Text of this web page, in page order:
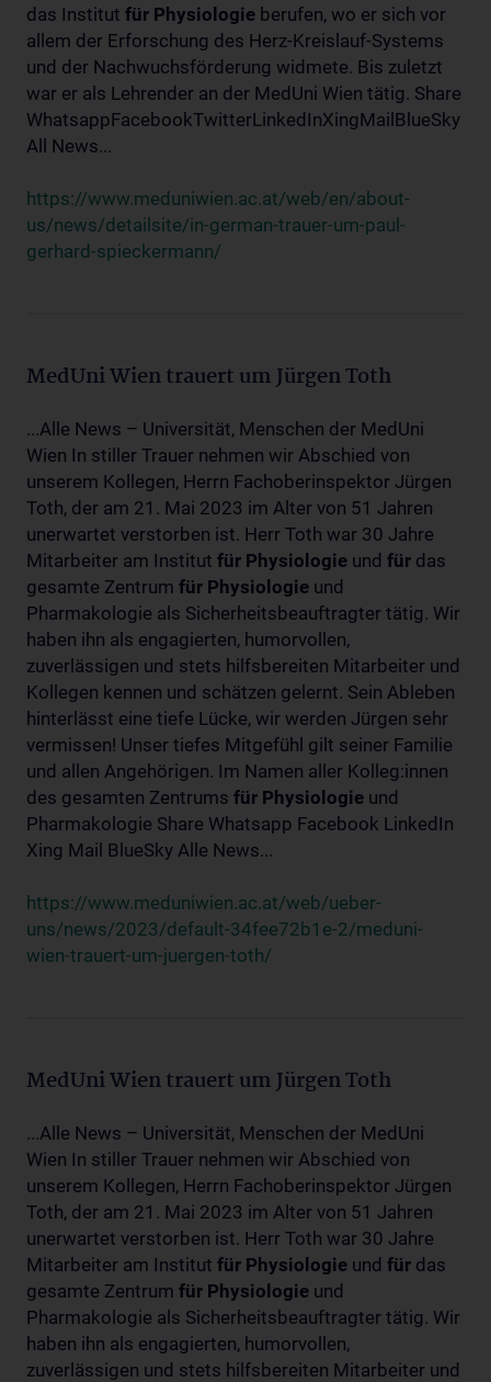
das Institut für Physiologie berufen, wo er sich vor
allem der Erforschung des Herz-Kreislauf-Systems
und der Nachwuchsförderung widmete. Bis zuletzt
war er als Lehrender an der MedUni Wien tätig. Share
WhatsappFacebookTwitterLinkedInXingMailBlueSky
All News...
https://www.meduniwien.ac.at/web/en/about-
us/news/detailsite/in-german-trauer-um-paul-
gerhard-spieckermann/
MedUni Wien trauert um Jürgen Toth
...Alle News – Universität, Menschen der MedUni
Wien In stiller Trauer nehmen wir Abschied von
unserem Kollegen, Herrn Fachoberinspektor Jürgen
Toth, der am 21. Mai 2023 im Alter von 51 Jahren
unerwartet verstorben ist. Herr Toth war 30 Jahre
Mitarbeiter am Institut für Physiologie und für das
gesamte Zentrum für Physiologie und
Pharmakologie als Sicherheitsbeauftragter tätig. Wir
haben ihn als engagierten, humorvollen,
zuverlässigen und stets hilfsbereiten Mitarbeiter und
Kollegen kennen und schätzen gelernt. Sein Ableben
hinterlässt eine tiefe Lücke, wir werden Jürgen sehr
vermissen! Unser tiefes Mitgefühl gilt seiner Familie
und allen Angehörigen. Im Namen aller Kolleg:innen
des gesamten Zentrums für Physiologie und
Pharmakologie Share Whatsapp Facebook LinkedIn
Xing Mail BlueSky Alle News...
https://www.meduniwien.ac.at/web/ueber-
uns/news/2023/default-34fee72b1e-2/meduni-
wien-trauert-um-juergen-toth/
MedUni Wien trauert um Jürgen Toth
...Alle News – Universität, Menschen der MedUni
Wien In stiller Trauer nehmen wir Abschied von
unserem Kollegen, Herrn Fachoberinspektor Jürgen
Toth, der am 21. Mai 2023 im Alter von 51 Jahren
unerwartet verstorben ist. Herr Toth war 30 Jahre
Mitarbeiter am Institut für Physiologie und für das
gesamte Zentrum für Physiologie und
Pharmakologie als Sicherheitsbeauftragter tätig. Wir
haben ihn als engagierten, humorvollen,
zuverlässigen und stets hilfsbereiten Mitarbeiter und